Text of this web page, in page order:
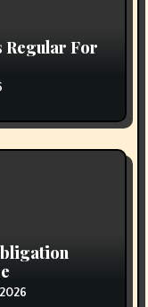
Regular For